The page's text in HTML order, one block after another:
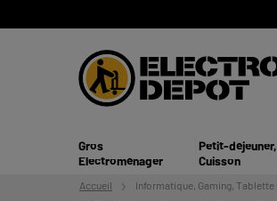
Gros
Electroménager
Petit-déjeuner,
Cuisson
Accueil Informatique, Gaming, Tablette